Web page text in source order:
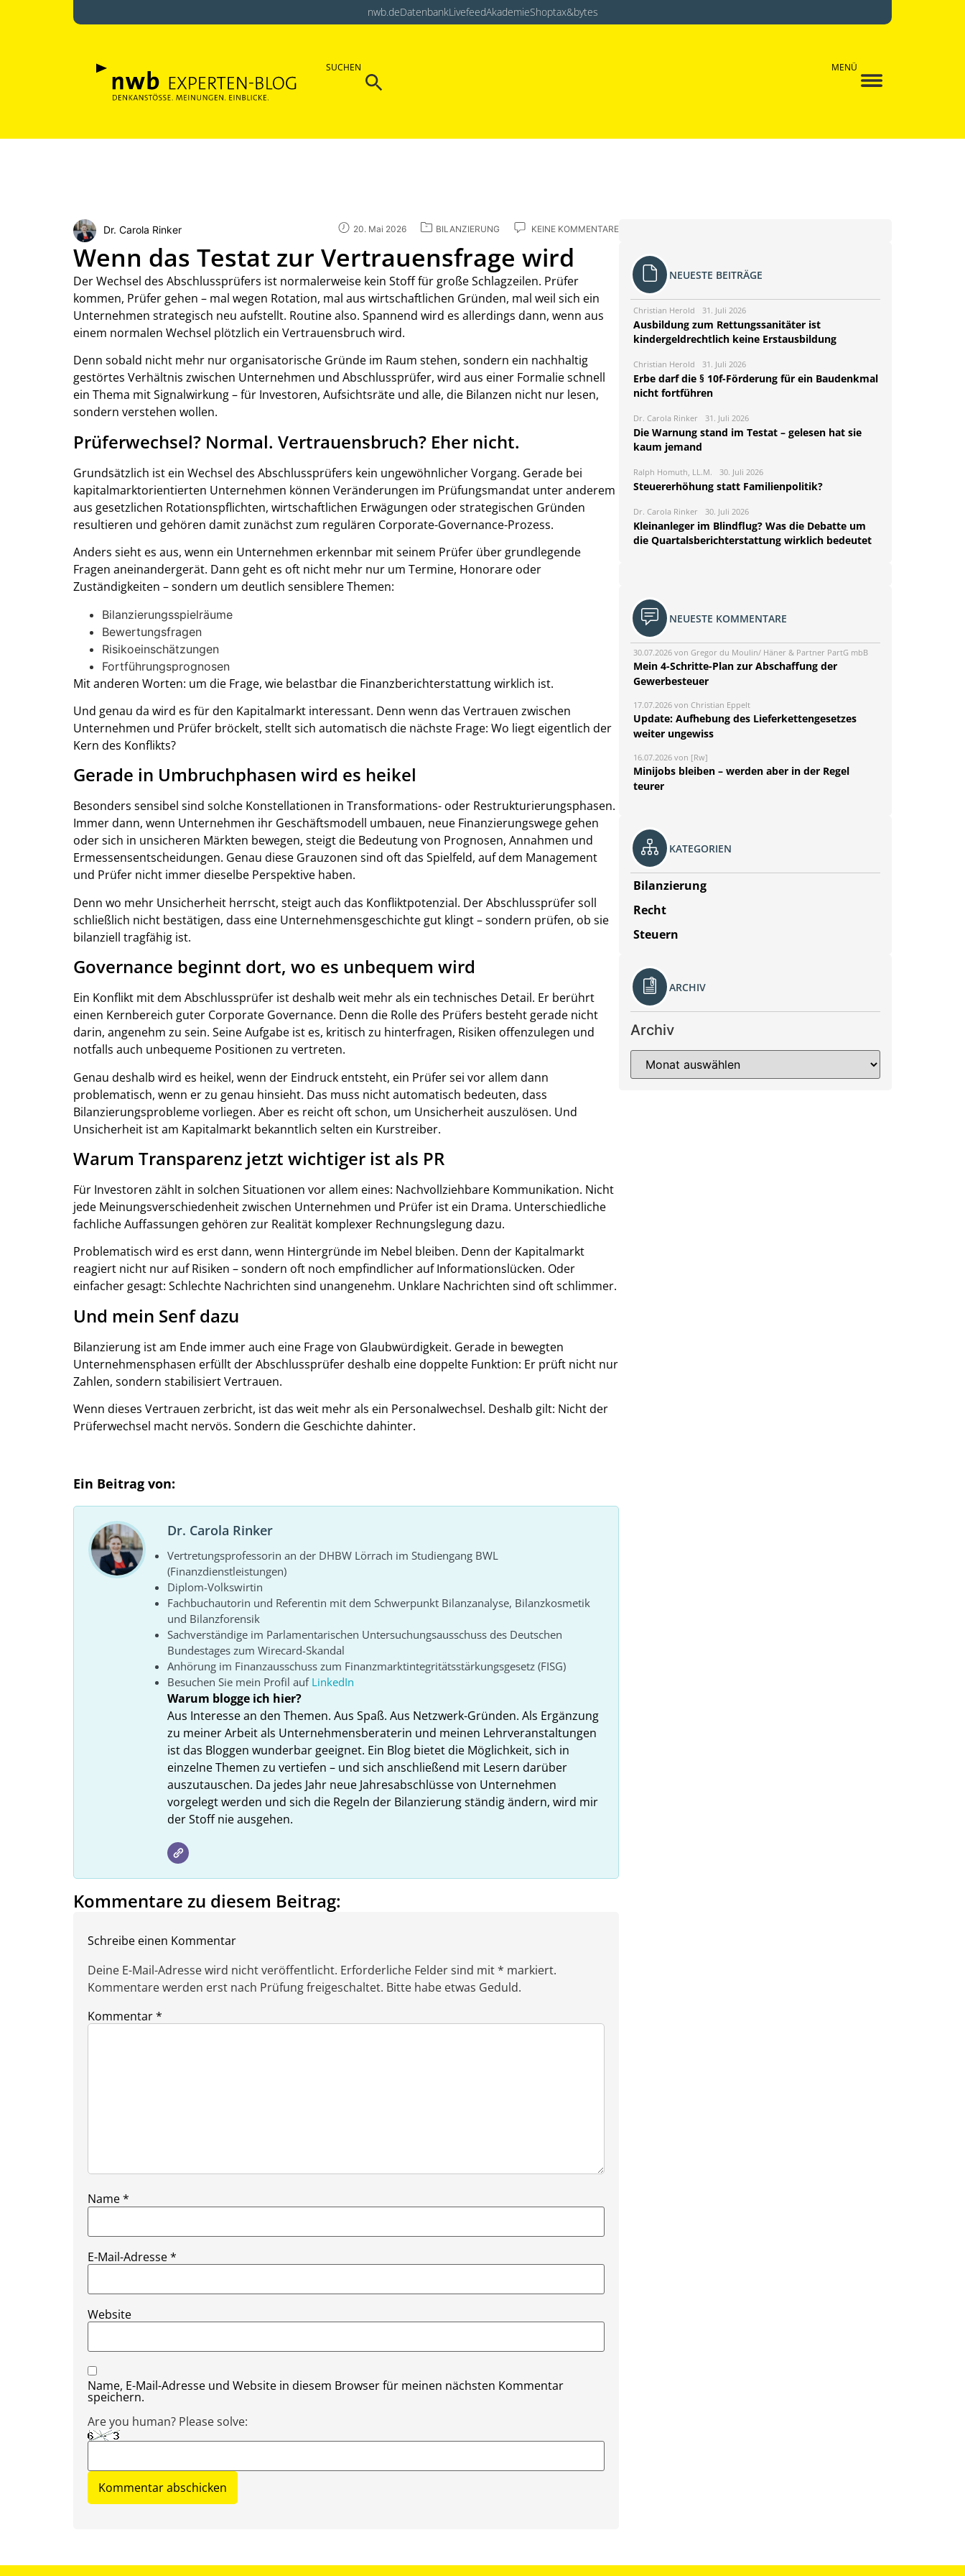
nwb.deDatenbankLivefeedAkademieShoptax&bytes
SUCHEN
Search
MENÜ
Dr. Carola Rinker 20. Mai 2026 BILANZIERUNG KEINE KOMMENTARE
Wenn das Testat zur Vertrauensfrage wird
Der Wechsel des Abschlussprüfers ist normalerweise kein Stoff für große Schlagzeilen. Prüfer
kommen, Prüfer gehen – mal wegen Rotation, mal aus wirtschaftlichen Gründen, mal weil sich ein
Unternehmen strategisch neu aufstellt. Routine also. Spannend wird es allerdings dann, wenn aus
einem normalen Wechsel plötzlich ein Vertrauensbruch wird.
Denn sobald nicht mehr nur organisatorische Gründe im Raum stehen, sondern ein nachhaltig
gestörtes Verhältnis zwischen Unternehmen und Abschlussprüfer, wird aus einer Formalie schnell
ein Thema mit Signalwirkung – für Investoren, Aufsichtsräte und alle, die Bilanzen nicht nur lesen,
sondern verstehen wollen.
Prüferwechsel? Normal. Vertrauensbruch? Eher nicht.
Grundsätzlich ist ein Wechsel des Abschlussprüfers kein ungewöhnlicher Vorgang. Gerade bei
kapitalmarktorientierten Unternehmen können Veränderungen im Prüfungsmandat unter anderem
aus gesetzlichen Rotationspflichten, wirtschaftlichen Erwägungen oder strategischen Gründen
resultieren und gehören damit zunächst zum regulären Corporate-Governance-Prozess.
Anders sieht es aus, wenn ein Unternehmen erkennbar mit seinem Prüfer über grundlegende
Fragen aneinandergerät. Dann geht es oft nicht mehr nur um Termine, Honorare oder
Zuständigkeiten – sondern um deutlich sensiblere Themen:
Bilanzierungsspielräume
Bewertungsfragen
Risikoeinschätzungen
Fortführungsprognosen
Mit anderen Worten: um die Frage, wie belastbar die Finanzberichterstattung wirklich ist.
Und genau da wird es für den Kapitalmarkt interessant. Denn wenn das Vertrauen zwischen
Unternehmen und Prüfer bröckelt, stellt sich automatisch die nächste Frage: Wo liegt eigentlich der
Kern des Konflikts?
Gerade in Umbruchphasen wird es heikel
Besonders sensibel sind solche Konstellationen in Transformations- oder Restrukturierungsphasen.
Immer dann, wenn Unternehmen ihr Geschäftsmodell umbauen, neue Finanzierungswege gehen
oder sich in unsicheren Märkten bewegen, steigt die Bedeutung von Prognosen, Annahmen und
Ermessensentscheidungen. Genau diese Grauzonen sind oft das Spielfeld, auf dem Management
und Prüfer nicht immer dieselbe Perspektive haben.
Denn wo mehr Unsicherheit herrscht, steigt auch das Konfliktpotenzial. Der Abschlussprüfer soll
schließlich nicht bestätigen, dass eine Unternehmensgeschichte gut klingt – sondern prüfen, ob sie
bilanziell tragfähig ist.
Governance beginnt dort, wo es unbequem wird
Ein Konflikt mit dem Abschlussprüfer ist deshalb weit mehr als ein technisches Detail. Er berührt
einen Kernbereich guter Corporate Governance. Denn die Rolle des Prüfers besteht gerade nicht
darin, angenehm zu sein. Seine Aufgabe ist es, kritisch zu hinterfragen, Risiken offenzulegen und
notfalls auch unbequeme Positionen zu vertreten.
Genau deshalb wird es heikel, wenn der Eindruck entsteht, ein Prüfer sei vor allem dann
problematisch, wenn er zu genau hinsieht. Das muss nicht automatisch bedeuten, dass
Bilanzierungsprobleme vorliegen. Aber es reicht oft schon, um Unsicherheit auszulösen. Und
Unsicherheit ist am Kapitalmarkt bekanntlich selten ein Kurstreiber.
Warum Transparenz jetzt wichtiger ist als PR
Für Investoren zählt in solchen Situationen vor allem eines: Nachvollziehbare Kommunikation. Nicht
jede Meinungsverschiedenheit zwischen Unternehmen und Prüfer ist ein Drama. Unterschiedliche
fachliche Auffassungen gehören zur Realität komplexer Rechnungslegung dazu.
Problematisch wird es erst dann, wenn Hintergründe im Nebel bleiben. Denn der Kapitalmarkt
reagiert nicht nur auf Risiken – sondern oft noch empfindlicher auf Informationslücken. Oder
einfacher gesagt: Schlechte Nachrichten sind unangenehm. Unklare Nachrichten sind oft schlimmer.
Und mein Senf dazu
Bilanzierung ist am Ende immer auch eine Frage von Glaubwürdigkeit. Gerade in bewegten
Unternehmensphasen erfüllt der Abschlussprüfer deshalb eine doppelte Funktion: Er prüft nicht nur
Zahlen, sondern stabilisiert Vertrauen.
Wenn dieses Vertrauen zerbricht, ist das weit mehr als ein Personalwechsel. Deshalb gilt: Nicht der
Prüferwechsel macht nervös. Sondern die Geschichte dahinter.
Ein Beitrag von:
Dr. Carola Rinker
Vertretungsprofessorin an der DHBW Lörrach im Studiengang BWL
(Finanzdienstleistungen)
Diplom-Volkswirtin
Fachbuchautorin und Referentin mit dem Schwerpunkt Bilanzanalyse, Bilanzkosmetik
und Bilanzforensik
Sachverständige im Parlamentarischen Untersuchungsausschuss des Deutschen
Bundestages zum Wirecard-Skandal
Anhörung im Finanzausschuss zum Finanzmarktintegritätsstärkungsgesetz (FISG)
Besuchen Sie mein Profil auf LinkedIn
Warum blogge ich hier?
Aus Interesse an den Themen. Aus Spaß. Aus Netzwerk-Gründen. Als Ergänzung
zu meiner Arbeit als Unternehmensberaterin und meinen Lehrveranstaltungen
ist das Bloggen wunderbar geeignet. Ein Blog bietet die Möglichkeit, sich in
einzelne Themen zu vertiefen – und sich anschließend mit Lesern darüber
auszutauschen. Da jedes Jahr neue Jahresabschlüsse von Unternehmen
vorgelegt werden und sich die Regeln der Bilanzierung ständig ändern, wird mir
der Stoff nie ausgehen.
Kommentare zu diesem Beitrag:
Schreibe einen Kommentar
Deine E-Mail-Adresse wird nicht veröffentlicht. Erforderliche Felder sind mit * markiert.
Kommentare werden erst nach Prüfung freigeschaltet. Bitte habe etwas Geduld.
Kommentar*
Name*
E-Mail-Adresse*
Website
Name, E-Mail-Adresse und Website in diesem Browser für meinen nächsten Kommentar
speichern.
Are you human? Please solve:
NEUESTE BEITRÄGE
Christian Herold 31. Juli 2026
Ausbildung zum Rettungssanitäter ist
kindergeldrechtlich keine Erstausbildung
Christian Herold 31. Juli 2026
Erbe darf die § 10f-Förderung für ein Baudenkmal
nicht fortführen
Dr. Carola Rinker 31. Juli 2026
Die Warnung stand im Testat – gelesen hat sie
kaum jemand
Ralph Homuth, LL.M. 30. Juli 2026
Steuererhöhung statt Familienpolitik?
Dr. Carola Rinker 30. Juli 2026
Kleinanleger im Blindflug? Was die Debatte um
die Quartalsberichterstattung wirklich bedeutet
NEUESTE KOMMENTARE
30.07.2026 von Gregor du Moulin/ Häner & Partner PartG mbB
Mein 4-Schritte-Plan zur Abschaffung der
Gewerbesteuer
17.07.2026 von Christian Eppelt
Update: Aufhebung des Lieferkettengesetzes
weiter ungewiss
16.07.2026 von [Rw]
Minijobs bleiben – werden aber in der Regel
teurer
KATEGORIEN
Bilanzierung
Recht
Steuern
ARCHIV
Archiv